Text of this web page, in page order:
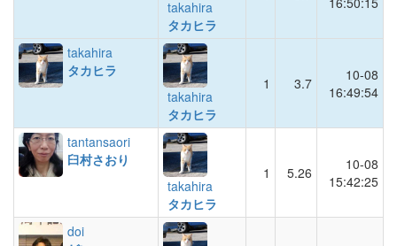
takahira
タカヒラ
takahira
タカヒラ
takahira
タカヒラ
1 3.7
10-08
16:49:54
tantansaori
臼村さおり
takahira
タカヒラ
1 5.26
10-08
15:42:25
doi